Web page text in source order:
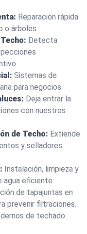
Reparación rápida
o árboles.
Detecta
Sistemas de
para negocios.
Deja entrar la
con nuestros
de Techo: Extiende
y selladores
Instalación, limpieza y
agua eficiente.
de tapajuntas en
prevenir filtraciones.
de techado